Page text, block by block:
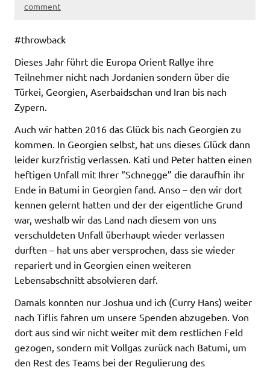
comment
#throwback
Dieses Jahr führt die Europa Orient Rallye ihre
Teilnehmer nicht nach Jordanien sondern über die
Türkei, Georgien, Aserbaidschan und Iran bis nach
Zypern.
Auch wir hatten 2016 das Glück bis nach Georgien zu
kommen. In Georgien selbst, hat uns dieses Glück dann
leider kurzfristig verlassen. Kati und Peter hatten einen
heftigen Unfall mit Ihrer “Schnegge” die daraufhin ihr
Ende in Batumi in Georgien fand. Anso – den wir dort
kennen gelernt hatten und der der eigentliche Grund
war, weshalb wir das Land nach diesem von uns
verschuldeten Unfall überhaupt wieder verlassen
durften – hat uns aber versprochen, dass sie wieder
repariert und in Georgien einen weiteren
Lebensabschnitt absolvieren darf.
Damals konnten nur Joshua und ich (Curry Hans) weiter
nach Tiflis fahren um unsere Spenden abzugeben. Von
dort aus sind wir nicht weiter mit dem restlichen Feld
gezogen, sondern mit Vollgas zurück nach Batumi, um
den Rest des Teams bei der Regulierung des